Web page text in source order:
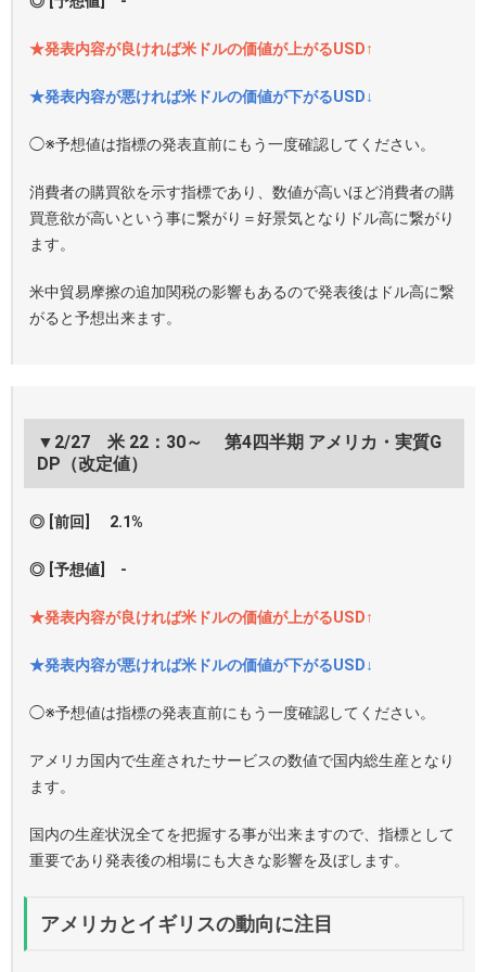
★発表内容が良ければ米ドルの価値が上がるUSD↑
★発表内容が悪ければ米ドルの価値が下がるUSD↓
◯※予想値は指標の発表直前にもう一度確認してください。
消費者の購買欲を示す指標であり、数値が高いほど消費者の購
買意欲が高いという事に繋がり＝好景気となりドル高に繋がり
ます。
米中貿易摩擦の追加関税の影響もあるので発表後はドル高に繋
がると予想出来ます。
▼2/27 米 22：30～ 第4四半期 アメリカ・実質G
DP（改定値）
◎ [前回] 2.1%
◎ [予想値] -
★発表内容が良ければ米ドルの価値が上がるUSD↑
★発表内容が悪ければ米ドルの価値が下がるUSD↓
◯※予想値は指標の発表直前にもう一度確認してください。
アメリカ国内で生産されたサービスの数値で国内総生産となり
ます。
国内の生産状況全てを把握する事が出来ますので、指標として
重要であり発表後の相場にも大きな影響を及ぼします。
アメリカとイギリスの動向に注目